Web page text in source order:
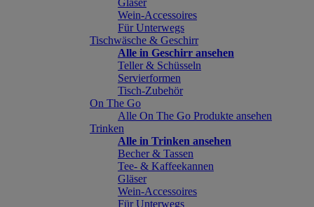
Gläser
Wein-Accessoires
Für Unterwegs
Tischwäsche & Geschirr
Alle in Geschirr ansehen
Teller & Schüsseln
Servierformen
Tisch-Zubehör
On The Go
Alle On The Go Produkte ansehen
Trinken
Alle in Trinken ansehen
Becher & Tassen
Tee- & Kaffeekannen
Gläser
Wein-Accessoires
Für Unterwegs